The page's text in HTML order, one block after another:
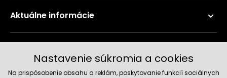
Aktuálne informácie
Nastavenie súkromia a cookies
Na prispôsobenie obsahu a reklám, poskytovanie funkcií sociálnych